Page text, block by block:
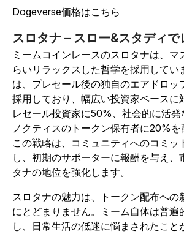
Dogeverse価格はこちら
スロタナ – スロー&スタディ
ミームコインレースのスロタナは、マ
らいリラックスした哲学を採用してい
は、プレセール後の独自のエアドロッ
採用しており、幅広い投資家ベースに
レセール投資家に50%、社会的に活発
ノクティスのトークン保有者に20%を
この戦略は、コミュニティへのコミッ
し、初期のサポーターに報酬を与え、
タナの地位を強化します。
スロタナの魅力は、トークン配布への
にとどまりません。ミーム自体は普遍
し、日常生活の低迷に悩まされたこと